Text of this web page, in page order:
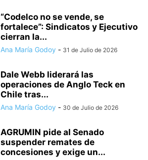
“Codelco no se vende, se
fortalece”: Sindicatos y Ejecutivo
cierran la...
Ana María Godoy - 31 de Julio de 2026
Dale Webb liderará las
operaciones de Anglo Teck en
Chile tras...
Ana María Godoy - 30 de Julio de 2026
AGRUMIN pide al Senado
suspender remates de
concesiones y exige un...